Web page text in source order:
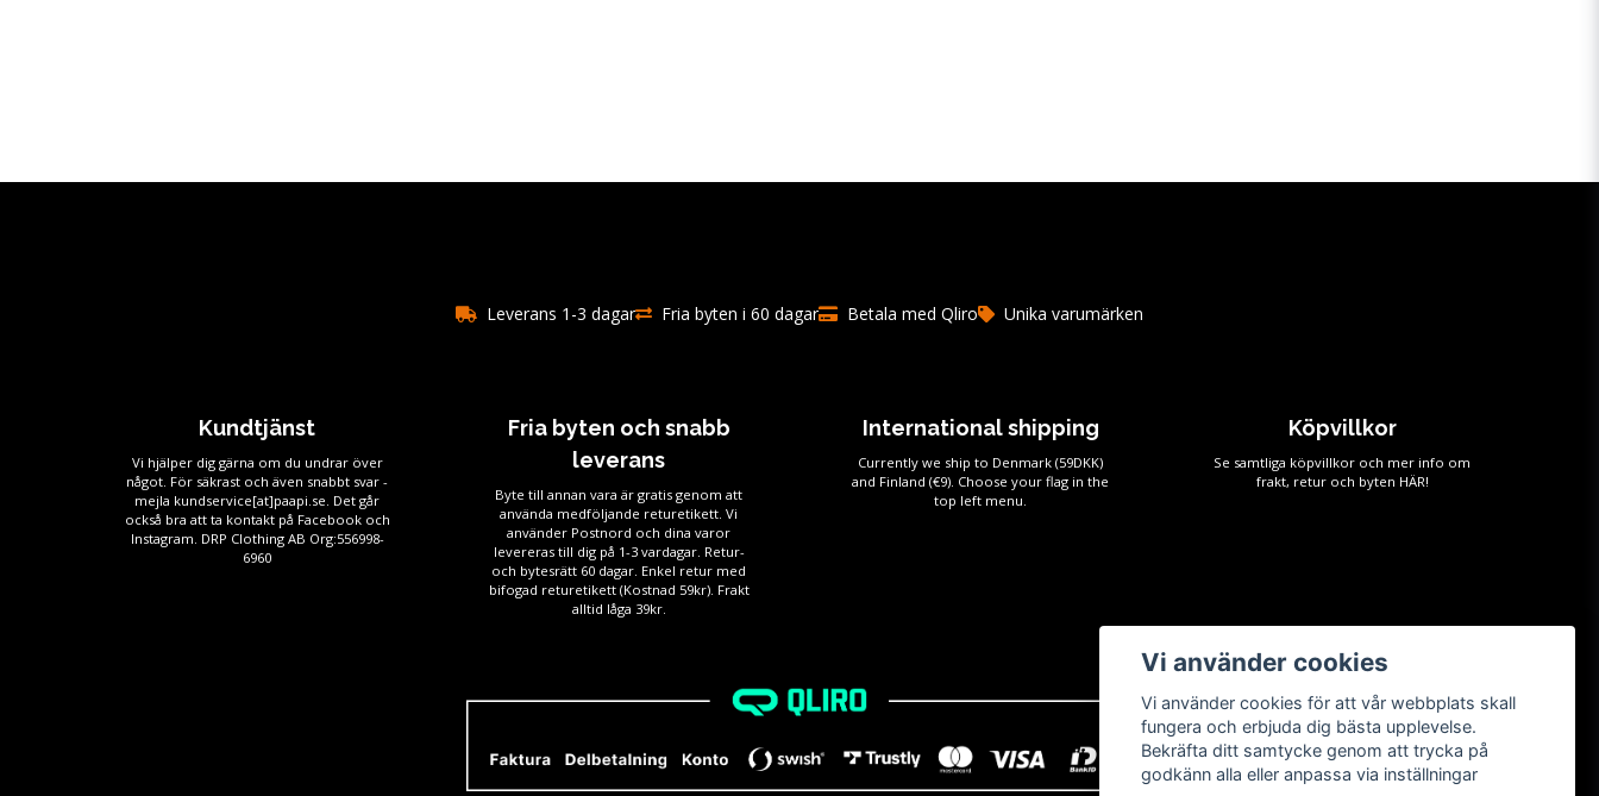
Leverans 1-3 dagar Fria byten i 60 dagar Betala med Qliro Unika varumärken
Kundtjänst
Vi hjälper dig gärna om du undrar över
något. För säkrast och även snabbt svar -
mejla kundservice[at]paapi.se. Det går
också bra att ta kontakt på Facebook och
Instagram. DRP Clothing AB Org:556998-
6960
Fria byten och snabb
leverans
Byte till annan vara är gratis genom att
använda medföljande returetikett. Vi
använder Postnord och dina varor
levereras till dig på 1-3 vardagar. Retur-
och bytesrätt 60 dagar. Enkel retur med
bifogad returetikett (Kostnad 59kr). Frakt
alltid låga 39kr.
International shipping
Currently we ship to Denmark (59DKK)
and Finland (€9). Choose your flag in the
top left menu.
Köpvillkor
Se samtliga köpvillkor och mer info om
frakt, retur och byten HÄR!
Vi använder cookies
Vi använder cookies för att vår webbplats skall
fungera och erbjuda dig bästa upplevelse.
Bekräfta ditt samtycke genom att trycka på
godkänn alla eller anpassa via inställningar